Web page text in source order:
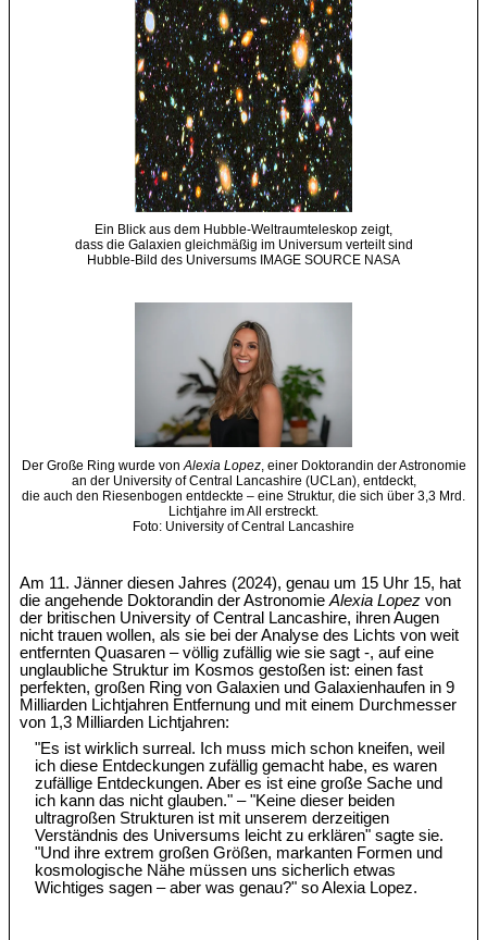
Ein Blick aus dem Hubble-Weltraumteleskop zeigt,
dass die Galaxien gleichmäßig im Universum verteilt sind
Hubble-Bild des Universums IMAGE SOURCE NASA
Der Große Ring wurde von Alexia Lopez, einer Doktorandin der Astronomie
an der University of Central Lancashire (UCLan), entdeckt,
die auch den Riesenbogen entdeckte – eine Struktur, die sich über 3,3 Mrd.
Lichtjahre im All erstreckt.
Foto: University of Central Lancashire
Am 11. Jänner diesen Jahres (2024), genau um 15 Uhr 15, hat
die angehende Doktorandin der AstronomieAlexia Lopez von
der britischen University of Central Lancashire, ihren Augen
nicht trauen wollen, als sie bei der Analyse des Lichts von weit
entfernten Quasaren – völlig zufällig wie sie sagt -, auf eine
unglaubliche Struktur im Kosmos gestoßen ist: einen fast
perfekten, großen Ring von Galaxien und Galaxienhaufen in 9
Milliarden Lichtjahren Entfernung und mit einem Durchmesser
von 1,3 Milliarden Lichtjahren:
"Es ist wirklich surreal. Ich muss mich schon kneifen, weil
ich diese Entdeckungen zufällig gemacht habe, es waren
zufällige Entdeckungen. Aber es ist eine große Sache und
ich kann das nicht glauben." – "Keine dieser beiden
ultragroßen Strukturen ist mit unserem derzeitigen
Verständnis des Universums leicht zu erklären" sagte sie.
"Und ihre extrem großen Größen, markanten Formen und
kosmologische Nähe müssen uns sicherlich etwas
Wichtiges sagen – aber was genau?" so Alexia Lopez.